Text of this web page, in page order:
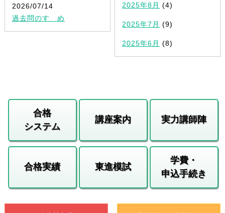
2026/07/14
過去問のすゝめ
2025年8月 (4)
2025年7月 (9)
2025年6月 (8)
合格
システム
講座案内 実力講師陣
合格実績 東進模試
学費・
申込手続き